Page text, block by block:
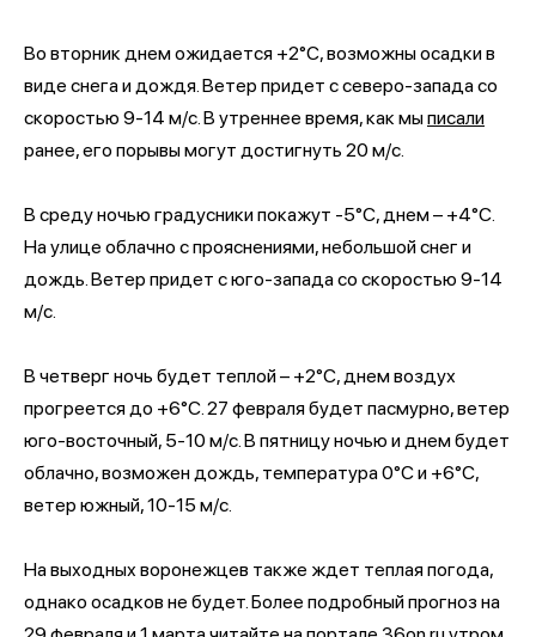
Во вторник днем ожидается +2°С, возможны осадки в
виде снега и дождя. Ветер придет с северо-запада со
скоростью 9-14 м/с. В утреннее время, как мыписали
ранее, его порывы могут достигнуть 20 м/с.
В среду ночью градусники покажут -5°С, днем – +4°С.
На улице облачно с прояснениями, небольшой снег и
дождь. Ветер придет с юго-запада со скоростью 9-14
м/с.
В четверг ночь будет теплой – +2°С, днем воздух
прогреется до +6°С. 27 февраля будет пасмурно, ветер
юго-восточный, 5-10 м/с. В пятницу ночью и днем будет
облачно, возможен дождь, температура 0°С и +6°С,
ветер южный, 10-15 м/с.
На выходных воронежцев также ждет теплая погода,
однако осадков не будет. Более подробный прогноз на